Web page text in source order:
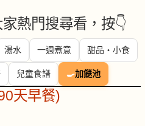
熱門搜尋看，按👇
湯水 一週煮意 甜品・小食
兒童食譜 🍳加餸池
天早餐)